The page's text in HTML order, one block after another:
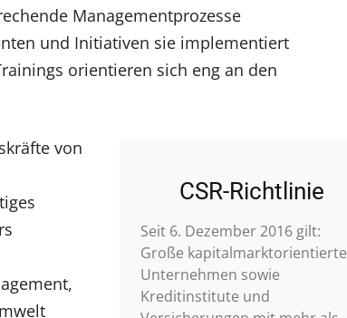
Managementprozesse
und Initiativen sie implementiert
orientieren sich eng an den
CSR-Richtlinie
Seit 6. Dezember 2016 gilt:
Große kapitalmarktorientierte
Unternehmen sowie
Kreditinstitute und
von